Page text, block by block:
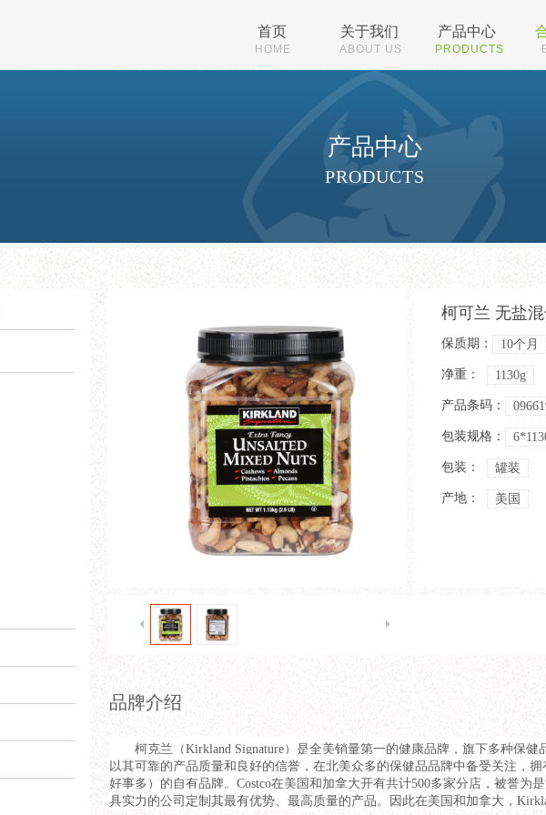
HOME PRODUCTS
首页 关于我们 产品中心
ABOUT US
PRODUCTS
产品中心
柯可兰 无盐
保质期： 10个月
净重： 1130g
产品条码：
包装规格：
包装： 罐装
产地： 美国
品牌介绍
柯克兰（Kirkland Signature）是全美销量第一的健康品牌，旗下多种保健
以其可靠的产品质量和良好的信誉，在北美众多的保健品品牌中备受关注，
好事多）的自有品牌。Costco在美国和加拿大开有共计500多家分店，被誉为
具实力的公司定制其最有优势、最高质量的产品。因此在美国和加拿大，